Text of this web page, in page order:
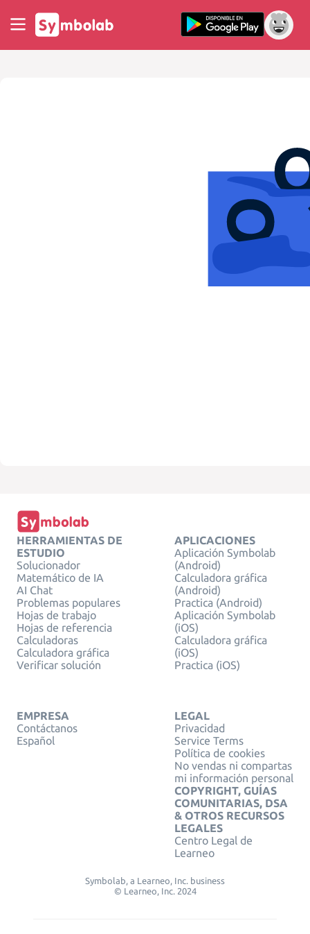
HERRAMIENTAS DE
ESTUDIO
Solucionador
Matemático de IA
AI Chat
Problemas populares
Hojas de trabajo
Hojas de referencia
Calculadoras
Calculadora gráfica
Verificar solución
APLICACIONES
Aplicación Symbolab
(Android)
Calculadora gráfica
(Android)
Practica (Android)
Aplicación Symbolab
(iOS)
Calculadora gráfica
(iOS)
Practica (iOS)
EMPRESA
Contáctanos
Español
LEGAL
Privacidad
Service Terms
Política de cookies
No vendas ni compartas
mi información personal
COPYRIGHT, GUÍAS
COMUNITARIAS, DSA
& OTROS RECURSOS
LEGALES
Centro Legal de
Learneo
Symbolab, a Learneo, Inc. business
© Learneo, Inc. 2024